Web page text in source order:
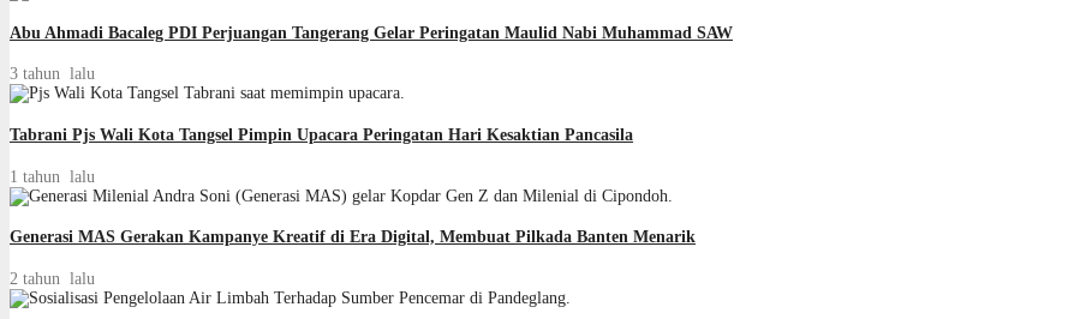
Abu Ahmadi Bacaleg PDI Perjuangan Tangerang Gelar Peringatan Maulid Nabi Muhammad SAW
3 tahun lalu
Tabrani Pjs Wali Kota Tangsel Pimpin Upacara Peringatan Hari Kesaktian Pancasila
1 tahun lalu
Generasi MAS Gerakan Kampanye Kreatif di Era Digital, Membuat Pilkada Banten Menarik
2 tahun lalu